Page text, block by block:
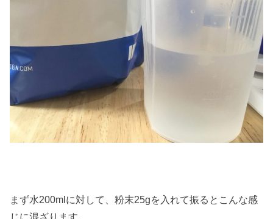
まず水200mlに対して、粉末25gを入れて振るとこんな感
じに混ざります。